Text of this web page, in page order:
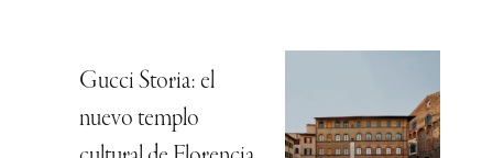
Gucci Storia: el
nuevo templo